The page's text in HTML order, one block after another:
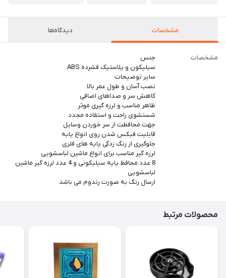
مشخصات دیدگاه‌ها
مشخصات
جنس
سیلیکون و پلاستیک فشرده ABS
سایر توضیحات
نصب آسان و طول عمر بالا
کاهش سر و صداهای اضافی
ظاهر مناسب و لرزه گیری موثر
شستشوی راحت و استفاده مجدد
جهت محافظت از سر خوردن وسایل
قابلیت فیکس شدن روی انواع پایه
جلوگیری از زنگ زدگی پایه های فلزی
لرزه گیر مناسب برای انواع ماشین لباسشویی
8 عدد محافظ پایه سیلیکونی و 4 عدد لرزه گیر ماشین
لباسشویی
ارسال رنگ به صورت رندوم می باشد
محصولات مرتبط